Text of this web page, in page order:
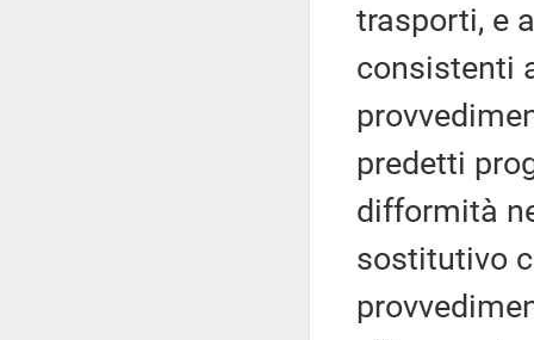
trasporti, e
consistenti
predetti
difformità
sostitutivo